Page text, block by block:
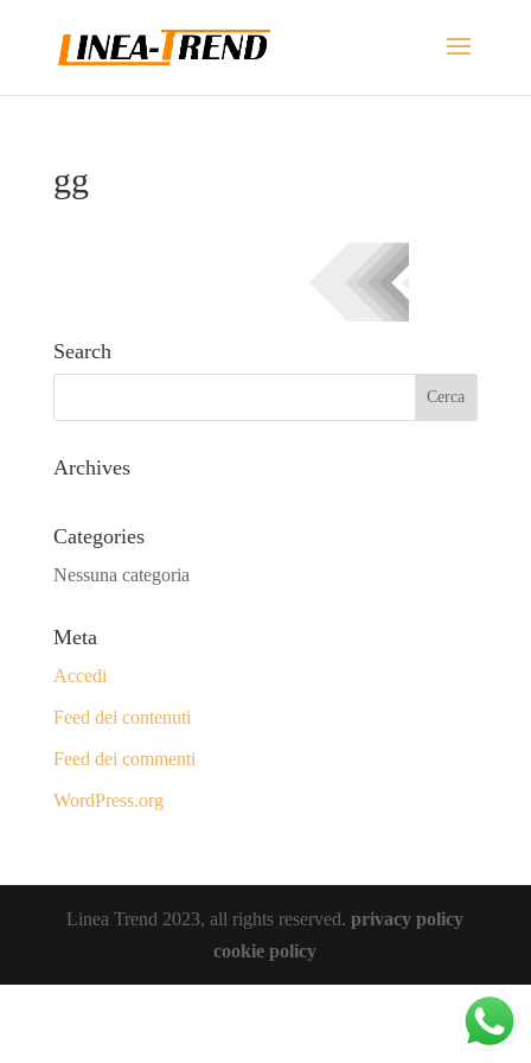
gg
Search
Archives
Categories
Nessuna categoria
Meta
Accedi
Feed dei contenuti
Feed dei commenti
WordPress.org
Linea Trend 2023, all rights reserved.privacy policy
cookie policy